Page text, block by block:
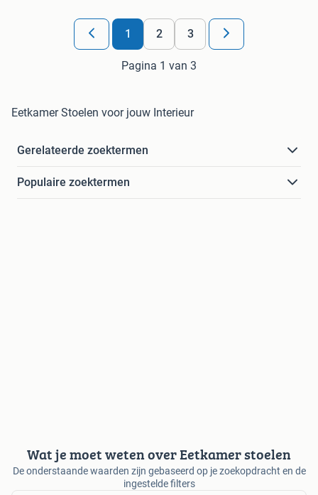
1 2 3
Pagina 1 van 3
Eetkamer Stoelen voor jouw Interieur
Gerelateerde zoektermen
Populaire zoektermen
Wat je moet weten over Eetkamer stoelen
De onderstaande waarden zijn gebaseerd op je zoekopdracht en de
ingestelde filters